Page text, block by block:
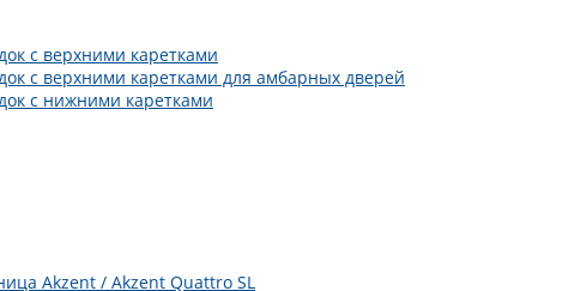
с верхними каретками
с верхними каретками для амбарных дверей
с нижними каретками
Akzent / Akzent Quattro SL